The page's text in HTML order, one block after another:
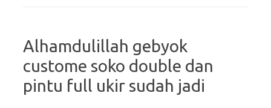
Alhamdulillah gebyok
custome soko double dan
pintu full ukir sudah jadi